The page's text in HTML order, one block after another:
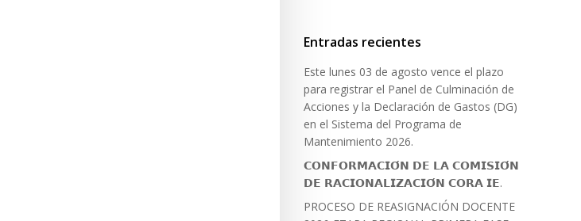
Entradas recientes
Este lunes 03 de agosto vence el plazo
para registrar el Panel de Culminación de
Acciones y la Declaración de Gastos (DG)
en el Sistema del Programa de
Mantenimiento 2026.
𝗖𝗢𝗡𝗙𝗢𝗥𝗠𝗔𝗖𝗜𝗢́𝗡 𝗗𝗘 𝗟𝗔 𝗖𝗢𝗠𝗜𝗦𝗜𝗢́𝗡
𝗗𝗘 𝗥𝗔𝗖𝗜𝗢𝗡𝗔𝗟𝗜𝗭𝗔𝗖𝗜𝗢́𝗡 𝗖𝗢𝗥𝗔 𝗜𝗘.
PROCESO DE REASIGNACIÓN DOCENTE